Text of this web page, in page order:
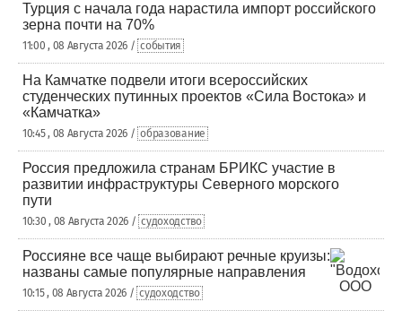
Турция с начала года нарастила импорт российского
зерна почти на 70%
11:00 , 08 Августа 2026 / события
На Камчатке подвели итоги всероссийских
студенческих путинных проектов «Сила Востока» и
«Камчатка»
10:45 , 08 Августа 2026 / образование
Россия предложила странам БРИКС участие в
развитии инфраструктуры Северного морского
пути
10:30 , 08 Августа 2026 / судоходство
Россияне все чаще выбирают речные круизы:
названы самые популярные направления
10:15 , 08 Августа 2026 / судоходство